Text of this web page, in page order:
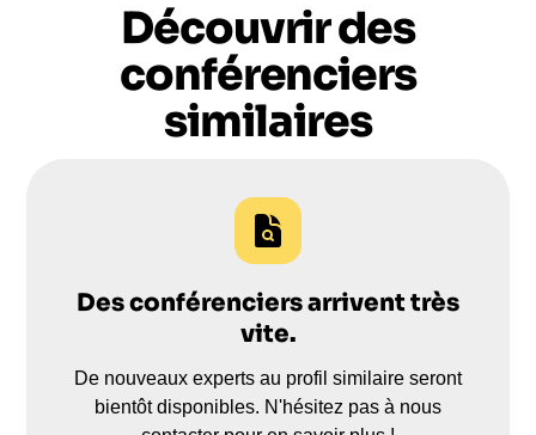
Découvrir des
conférenciers
similaires
Des conférenciers arrivent très
vite.
De nouveaux experts au profil similaire seront
bientôt disponibles. N'hésitez pas à nous